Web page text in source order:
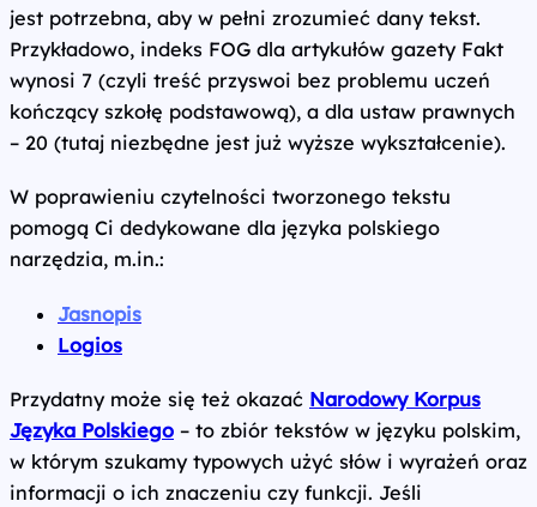
jest potrzebna, aby w pełni zrozumieć dany tekst.
Przykładowo, indeks FOG dla artykułów gazety Fakt
wynosi 7 (czyli treść przyswoi bez problemu uczeń
kończący szkołę podstawową), a dla ustaw prawnych
– 20 (tutaj niezbędne jest już wyższe wykształcenie).
W poprawieniu czytelności tworzonego tekstu
pomogą Ci dedykowane dla języka polskiego
narzędzia, m.in.:
Jasnopis
Logios
Przydatny może się też okazać Narodowy Korpus
Języka Polskiego – to zbiór tekstów w języku polskim,
w którym szukamy typowych użyć słów i wyrażeń oraz
informacji o ich znaczeniu czy funkcji. Jeśli